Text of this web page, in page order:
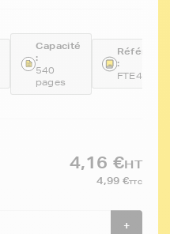
Capacité
:
540
pages
:
FTE441
4,16 €HT
4,99 €TTC
+